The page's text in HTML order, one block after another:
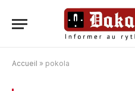
Accueil » pokola